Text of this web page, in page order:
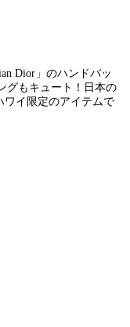
Dior」のハンドバッ
グもキュート！日本の
ワイ限定のアイテムで